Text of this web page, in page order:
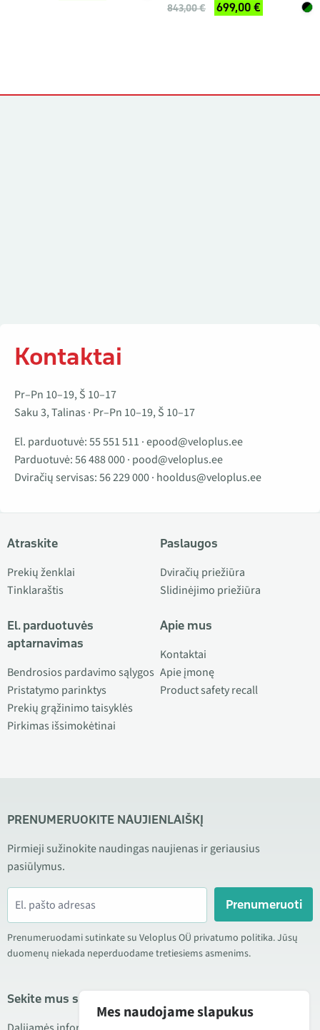
843,00 € 699,00 €
Kontaktai
Pr–Pn 10–19, Š 10–17
Saku 3, Talinas · Pr–Pn 10–19, Š 10–17
El. parduotuvė:55 551 511 ·epood@veloplus.ee
Parduotuvė:56 488 000· pood@veloplus.ee
Dviračių servisas:56 229 000· hooldus@veloplus.ee
Atraskite
Prekių ženklai
Tinklaraštis
El. parduotuvės
aptarnavimas
Bendrosios pardavimo sąlygos
Pristatymo parinktys
Prekių grąžinimo taisyklės
Pirkimas išsimokėtinai
Paslaugos
Dviračių priežiūra
Slidinėjimo priežiūra
Apie mus
Kontaktai
Apie įmonę
Product safety recall
PRENUMERUOKITE NAUJIENLAIŠKĮ
Pirmieji sužinokite naudingas naujienas ir geriausius
pasiūlymus.
Prenumeruoti
Prenumeruodami sutinkate su Veloplus OÜ privatumo politika. Jūsų
duomenų niekada neperduodame tretiesiems asmenims.
Sekite mus socialiniuose tinkluose
Mes naudojame slapukus